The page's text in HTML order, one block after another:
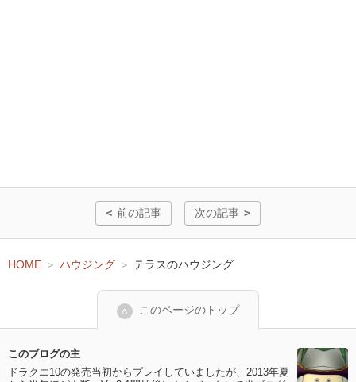
前の記事 次の記事
HOME ハウジング テラスのハウジング
このページのトップ
このブログの主
ドラクエ10の発売当初からプレイしていましたが、2013年夏